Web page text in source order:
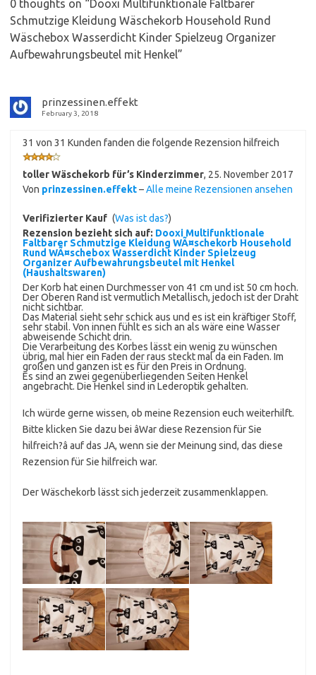
0 thoughts on “Dooxi Multifunktionale Faltbarer
Schmutzige Kleidung Wäschekorb Household Rund
Wäschebox Wasserdicht Kinder Spielzeug Organizer
Aufbewahrungsbeutel mit Henkel”
prinzessinen.effekt
February 3, 2018
31 von 31 Kunden fanden die folgende Rezension hilfreich
toller Wäschekorb für’s Kinderzimmer, 25. November 2017
Von prinzessinen.effekt–Alle meine Rezensionen ansehen
Verifizierter Kauf (Was ist das?)
Rezension bezieht sich auf: Dooxi Multifunktionale
Faltbarer Schmutzige Kleidung WÃ¤schekorb Household
Rund WÃ¤schebox Wasserdicht Kinder Spielzeug
Organizer Aufbewahrungsbeutel mit Henkel
(Haushaltswaren)
Der Korb hat einen Durchmesser von 41 cm und ist 50 cm hoch.
Der Oberen Rand ist vermutlich Metallisch, jedoch ist der Draht
nicht sichtbar.
Das Material sieht sehr schick aus und es ist ein kräftiger Stoff,
sehr stabil. Von innen fühlt es sich an als wäre eine Wasser
abweisende Schicht drin.
Die Verarbeitung des Korbes lässt ein wenig zu wünschen
übrig, mal hier ein Faden der raus steckt mal da ein Faden. Im
großen und ganzen ist es für den Preis in Ordnung.
Es sind an zwei gegenüberliegenden Seiten Henkel
angebracht. Die Henkel sind in Lederoptik gehalten.
Ich würde gerne wissen, ob meine Rezension euch weiterhilft.
Bitte klicken Sie dazu bei âWar diese Rezension für Sie
hilfreich?â auf das JA, wenn sie der Meinung sind, das diese
Rezension für Sie hilfreich war.
Der Wäschekorb lässt sich jederzeit zusammenklappen.